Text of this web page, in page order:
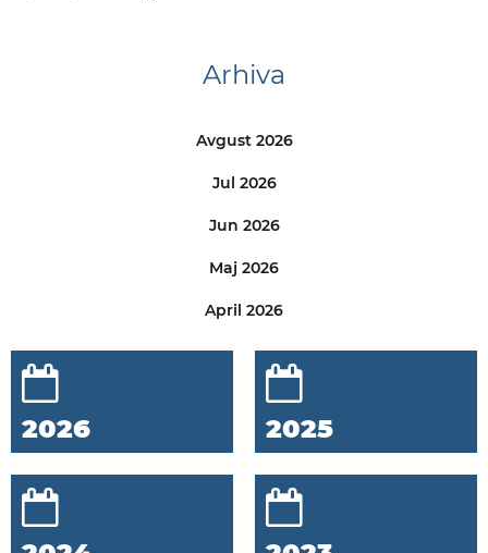
Arhiva
Avgust 2026
Jul 2026
Jun 2026
Maj 2026
April 2026
2026 2025